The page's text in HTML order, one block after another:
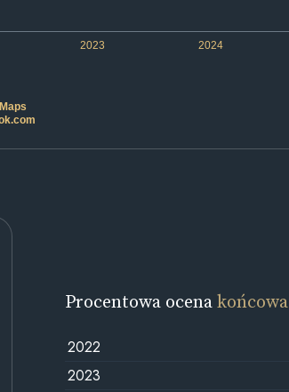
2023 2024
Procentowa ocenakońcowa
2022
2023